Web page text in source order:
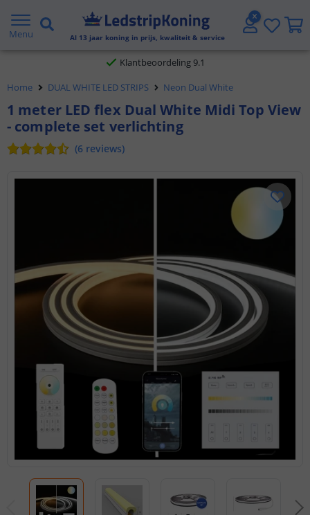
Menu Al 13 jaar koning in prijs, kwaliteit & service
Gratis verzending vanaf € 20,- NL en BE
Klantbeoordeling 9.1
Voor 23:45 uur besteld,morgen in huis
Home DUAL WHITE LED STRIPS Neon Dual White
1 meter LED flex Dual White Midi Top View
- complete set verlichting
(6 reviews)